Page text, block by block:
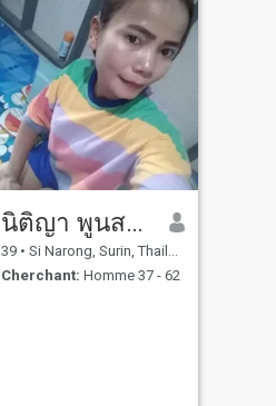
นิติญา พูนสกุล
39 • Si Narong, Surin, Thailande
Cherchant: Homme 37 - 62